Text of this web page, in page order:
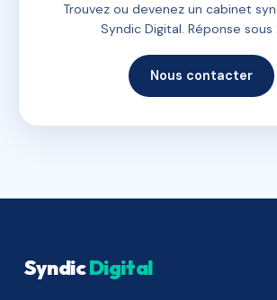
Trouvez ou devenez un cabinet
Syndic Digital. Réponse sous
Nous contacter
SyndicDigital